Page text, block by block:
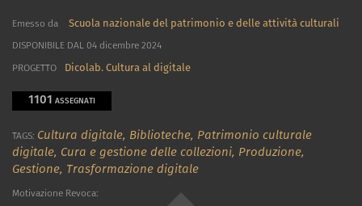
Emesso da Scuola nazionale del patrimonio e delle attività culturali
DISPONIBILE DAL 04 dicembre 2024
PROGETTO
Dicolab. Cultura al digitale
1101 ASSEGNATI
TAGS: Cultura digitale, Biblioteche, Patrimonio culturale
digitale, Cura e gestione delle collezioni, Produzione,
Gestione, Trasformazione digitale
Motivazione Revoca: